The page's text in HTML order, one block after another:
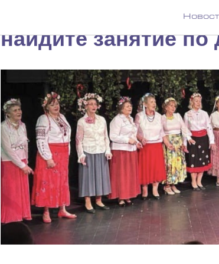
Московское
найдите занятие